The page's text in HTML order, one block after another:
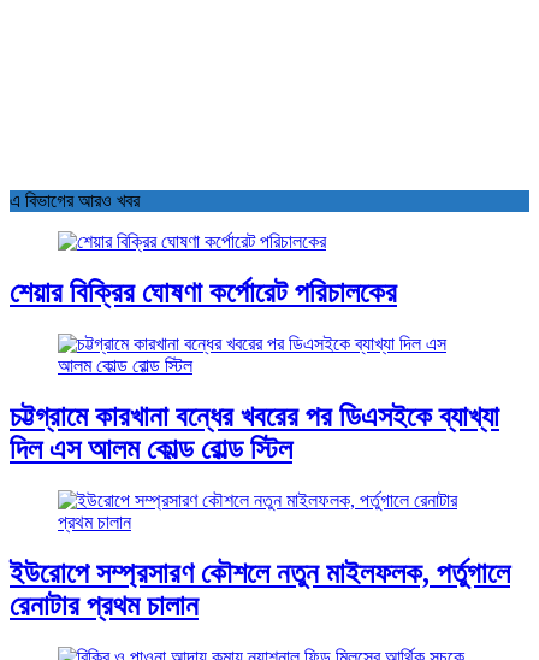
এ বিভাগের আরও খবর
শেয়ার বিক্রির ঘোষণা কর্পোরেট পরিচালকের
চট্টগ্রামে কারখানা বন্ধের খবরের পর ডিএসইকে ব্যাখ্যা
দিল এস আলম কোল্ড রোল্ড স্টিল
ইউরোপে সম্প্রসারণ কৌশলে নতুন মাইলফলক, পর্তুগালে
রেনাটার প্রথম চালান